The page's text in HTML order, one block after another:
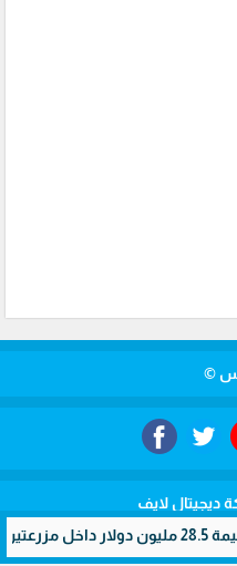
©
ديجيتال لايف